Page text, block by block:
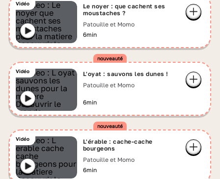
Vidéo
Le noyer : que cachent ses
moustaches ?
Patouille et Momo
6min
Vidéo
L'oyat : sauvons les dunes !
Patouille et Momo
6min
Vidéo
L'érable : cache-cache
bourgeons
Patouille et Momo
6min